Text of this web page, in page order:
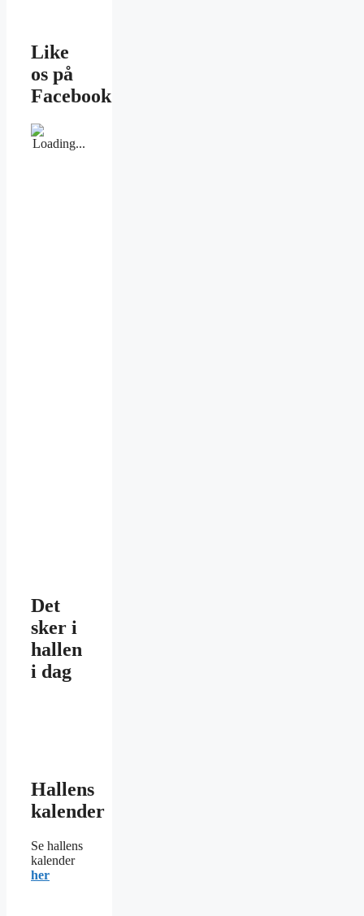
Like
os på
Facebook
Det
sker i
hallen
i dag
Hallens
kalender
Se hallens
kalender
her